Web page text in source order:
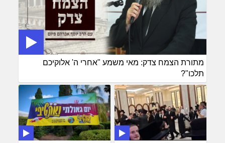
מתורת הצמח צדק: מאי משמע "אחרי ה' אלוקיכם
תלכו"?